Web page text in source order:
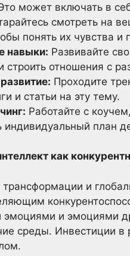
может включать в
смотреть на
понять их чувства и
навыки: Развивайте
строить отношения с
Проходите
и статьи на эту тему.
Работайте с
индивидуальный план
как
и
эмоциями и эмоциями
среды. Инвестиции в